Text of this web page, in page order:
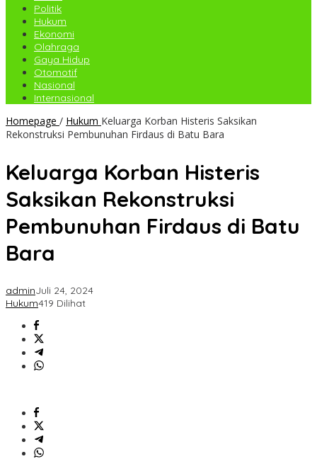
Politik
Hukum
Ekonomi
Olahraga
Gaya Hidup
Otomotif
Nasional
Internasional
Homepage / Hukum Keluarga Korban Histeris Saksikan
Rekonstruksi Pembunuhan Firdaus di Batu Bara
Keluarga Korban Histeris
Saksikan Rekonstruksi
Pembunuhan Firdaus di Batu
Bara
adminJuli 24, 2024
Hukum419 Dilihat